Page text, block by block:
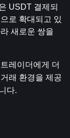
USDT 결제되
로 확대되고 있
새로운 쌍을
레이더에게 더
래 환경을 제공
다.